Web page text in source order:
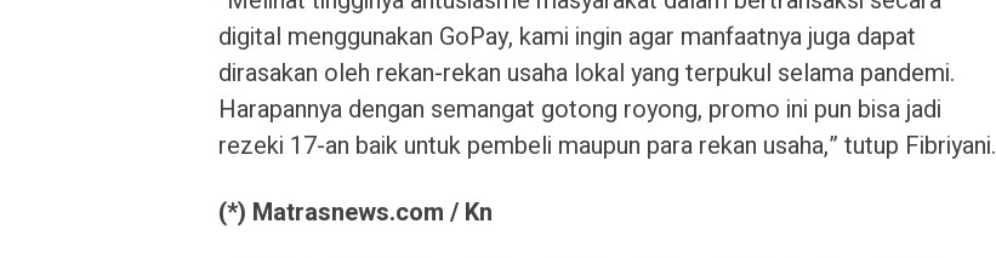
digital menggunakan GoPay, kami ingin agar manfaatnya juga dapat
dirasakan oleh rekan-rekan usaha lokal yang terpukul selama pandemi.
Harapannya dengan semangat gotong royong, promo ini pun bisa jadi
rezeki 17-an baik untuk pembeli maupun para rekan usaha,” tutup Fibriyani.
(*) Matrasnews.com / Kn